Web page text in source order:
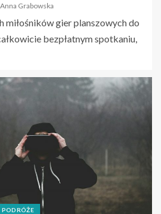
Anna Grabowska
miłośników gier planszowych do
bezpłatnym spotkaniu,
PODRÓŻE